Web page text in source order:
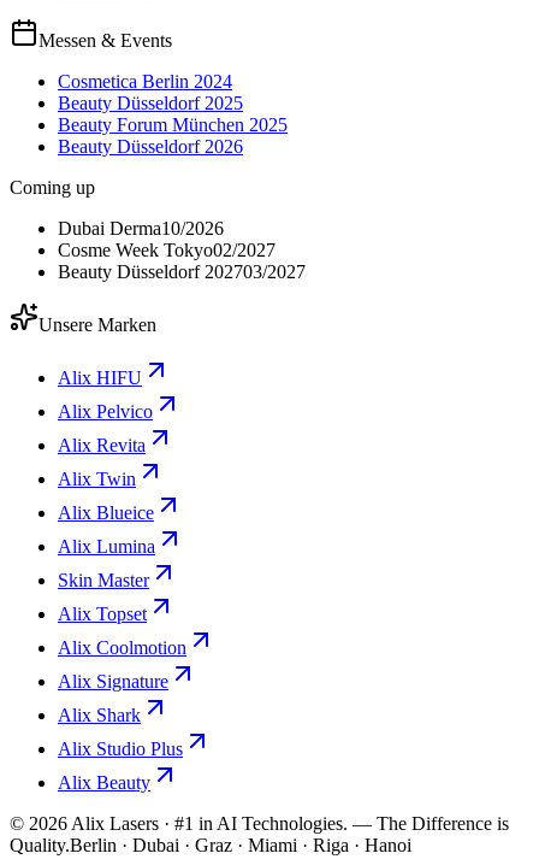
Messen & Events
Cosmetica Berlin 2024
Beauty Düsseldorf 2025
Beauty Forum München 2025
Beauty Düsseldorf 2026
Coming up
Dubai Derma10/2026
Cosme Week Tokyo02/2027
Beauty Düsseldorf 202703/2027
Unsere Marken
Alix HIFU
Alix Pelvico
Alix Revita
Alix Twin
Alix Blueice
Alix Lumina
Skin Master
Alix Topset
Alix Coolmotion
Alix Signature
Alix Shark
Alix Studio Plus
Alix Beauty
© 2026 Alix Lasers · #1 in AI Technologies. — The Difference is
Quality.Berlin · Dubai · Graz · Miami · Riga · Hanoi